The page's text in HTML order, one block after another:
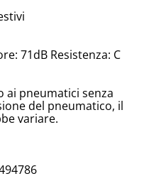
71dB Resistenza: C
ai pneumatici senza
del pneumatico, il
variare.